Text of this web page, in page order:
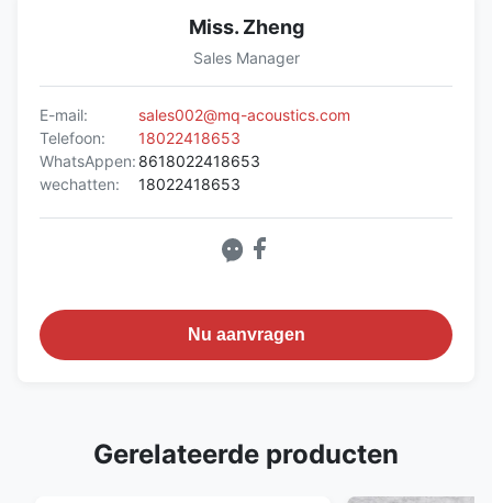
Miss. Zheng
Sales Manager
E-mail:
sales002@mq-acoustics.com
Telefoon:
18022418653
WhatsAppen: 8618022418653
wechatten:
18022418653
Nu aanvragen
Gerelateerde producten